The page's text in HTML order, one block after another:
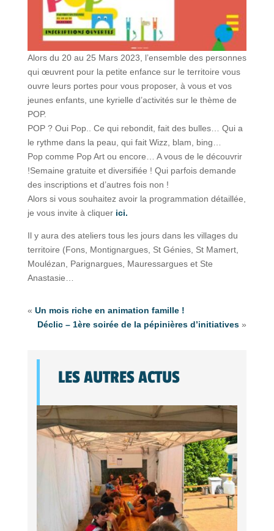
Alors du 20 au 25 Mars 2023, l’ensemble des personnes
qui œuvrent pour la petite enfance sur le territoire vous
ouvre leurs portes pour vous proposer, à vous et vos
jeunes enfants, une kyrielle d’activités sur le thème de
POP.
POP ? Oui Pop.. Ce qui rebondit, fait des bulles… Qui a
le rythme dans la peau, qui fait Wizz, blam, bing…
Pop comme Pop Art ou encore… A vous de le découvrir
!Semaine gratuite et diversifiée ! Qui parfois demande
des inscriptions et d’autres fois non !
Alors si vous souhaitez avoir la programmation détaillée,
je vous invite à cliquer ici.
Il y aura des ateliers tous les jours dans les villages du
territoire (Fons, Montignargues, St Génies, St Mamert,
Moulézan, Parignargues, Mauressargues et Ste
Anastasie…
« Un mois riche en animation famille !
Déclic – 1ère soirée de la pépinières d’initiatives »
LES AUTRES ACTUS